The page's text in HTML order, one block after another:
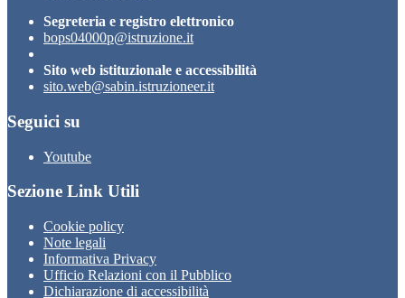
Segreteria e registro elettronico
bops04000p@istruzione.it
Sito web istituzionale e accessibilità
sito.web@sabin.istruzioneer.it
Seguici su
Youtube
Sezione Link Utili
Cookie policy
Note legali
Informativa Privacy
Ufficio Relazioni con il Pubblico
Dichiarazione di accessibilità